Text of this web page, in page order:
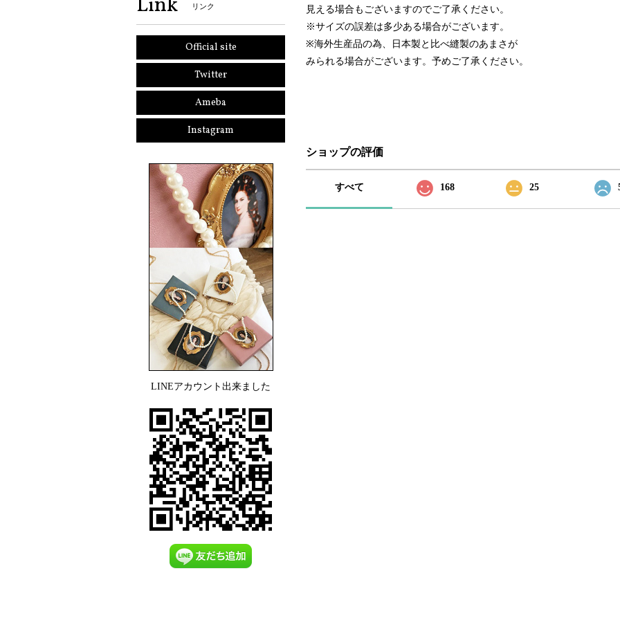
見える場合もございますのでご了承ください。
※サイズの誤差は多少ある場合がございます。
※海外生産品の為、日本製と比べ縫製のあまさが
みられる場合がございます。予めご了承ください。
ショップの評価
すべて 168 25
リンク
Official site
Twitter
Ameba
Instagram
LINEアカウント出来ました